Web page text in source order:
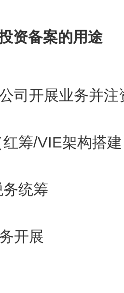
资备案的用途
司开展业务并注
筹/VIE架构搭
统筹
开展